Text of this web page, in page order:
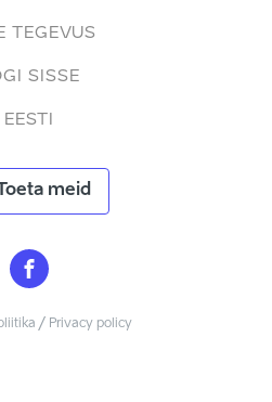
TEGEVUS
SISSE
EESTI
Toeta meid
/ Privacy policy